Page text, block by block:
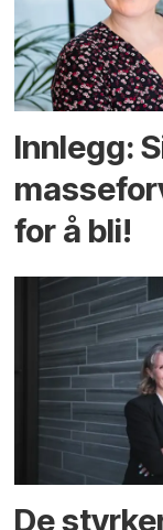
Innlegg:
for å bli!
De